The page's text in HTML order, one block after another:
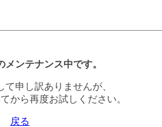
メンテナンス中です。
て申し訳ありませんが、
から再度お試しください。
戻る